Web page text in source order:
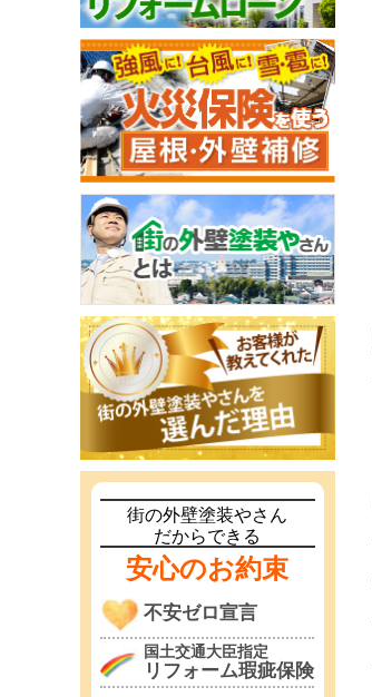
街の外壁塗装やさん
だからできる
安心のお約束
不安ゼロ宣言
国土交通大臣指定
リフォーム瑕疵保険